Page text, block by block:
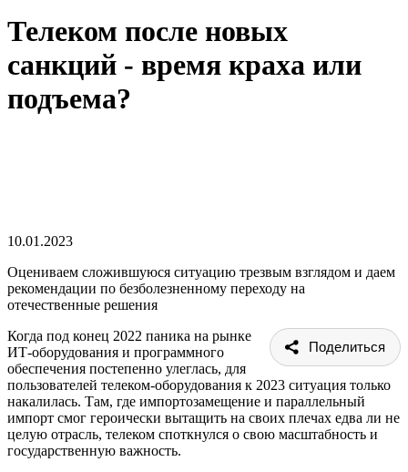
Телеком после новых
санкций - время краха или
подъема?
10.01.2023
Оцениваем сложившуюся ситуацию трезвым взглядом и даем
рекомендации по безболезненному переходу на
отечественные решения
Поделиться
Когда под конец 2022 паника на рынке
ИТ-оборудования и программного
обеспечения постепенно улеглась, для
пользователей телеком-оборудования к 2023 ситуация только
накалилась. Там, где импортозамещение и параллельный
импорт смог героически вытащить на своих плечах едва ли не
целую отрасль, телеком споткнулся о свою масштабность и
государственную важность.